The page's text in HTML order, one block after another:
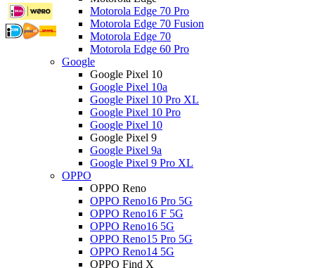
Motorola Edge 70 Pro
Motorola Edge 70 Fusion
Motorola Edge 70
Motorola Edge 60 Pro
Google
Google Pixel 10
Google Pixel 10a
Google Pixel 10 Pro XL
Google Pixel 10 Pro
Google Pixel 10
Google Pixel 9
Google Pixel 9a
Google Pixel 9 Pro XL
OPPO
OPPO Reno
OPPO Reno16 Pro 5G
OPPO Reno16 F 5G
OPPO Reno16 5G
OPPO Reno15 Pro 5G
OPPO Reno14 5G
OPPO Find X